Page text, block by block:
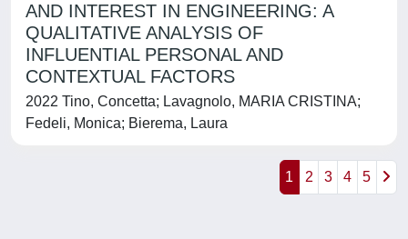
AND INTEREST IN ENGINEERING: A
QUALITATIVE ANALYSIS OF
INFLUENTIAL PERSONAL AND
CONTEXTUAL FACTORS
2022 Tino, Concetta; Lavagnolo, MARIA CRISTINA;
Fedeli, Monica; Bierema, Laura
1 2 3 4 5